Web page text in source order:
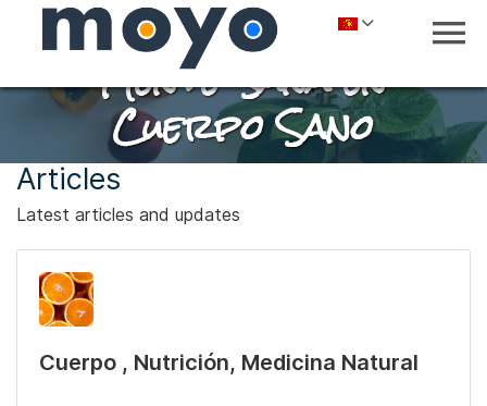
Mente Sana en
Cuerpo Sano
Articles
Latest articles and updates
Cuerpo , Nutrición, Medicina Natural